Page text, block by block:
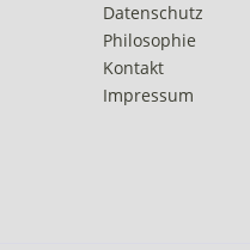
Datenschutz
Philosophie
Kontakt
Impressum